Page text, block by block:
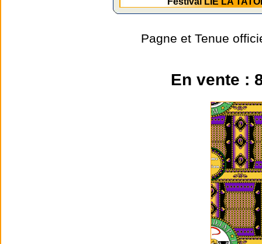
Pagne et Tenue
En vente :